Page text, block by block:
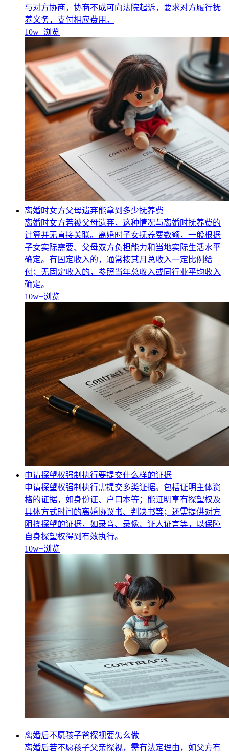
与对方协商，协商不成可向法院起诉，要求对方履行抚
养义务，支付相应费用。
10w+浏览
离婚时女方父母遗弃能拿到多少抚养费
离婚时女方若被父母遗弃，这种情况与离婚时抚养费的
计算并无直接关联。离婚时子女抚养费数额，一般根据
子女实际需要、父母双方负担能力和当地实际生活水平
确定。有固定收入的，通常按其月总收入一定比例给
付；无固定收入的，参照当年总收入或同行业平均收入
确定。
10w+浏览
申请探望权强制执行要提交什么样的证据
申请探望权强制执行需提交多类证据。包括证明主体资
格的证据，如身份证、户口本等；能证明享有探望权及
具体方式时间的离婚协议书、判决书等；还需提供对方
阻挠探望的证据，如录音、录像、证人证言等，以保障
自身探望权得到有效执行。
10w+浏览
离婚后不愿孩子爸探视要怎么做
离婚后若不愿孩子父亲探视，需有法定理由，如父方有